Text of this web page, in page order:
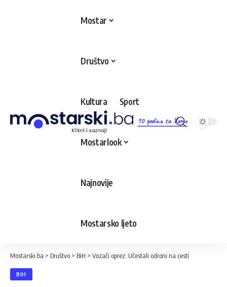
10 godina sa Vama
Mostar
Društvo
Kultura Sport
Mostarlook
Najnovije
Mostarsko ljeto
Mostarski.ba > Društvo > BiH > Vozači oprez: Učestali odroni na cesti
BIH